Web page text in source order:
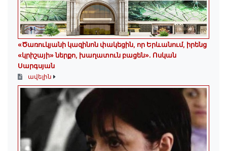
«Ծառուկյանի կազինոն փակեցին, որ Երևանում, իրենց
«կրիշայի» ներքո, խաղատուն բացեն»․ Ոսկան
Սարգսյան
ավելին